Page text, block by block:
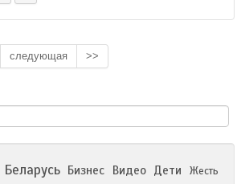
следующая >>
Беларусь Бизнес Видео Дети
Жесть